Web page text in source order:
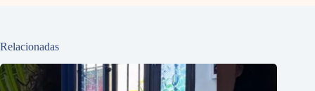
Relacionadas